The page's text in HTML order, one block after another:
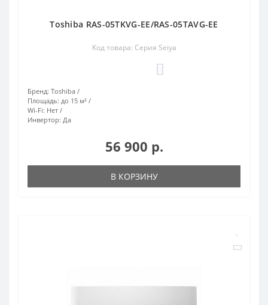
Toshiba RAS-05TKVG-EE/RAS-05TAVG-EE
Код товара: Серия Seiya
Бренд: Toshiba
Площадь: до 15 м²
Wi-Fi: Нет
Инвертор: Да
56 900 р.
В КОРЗИНУ